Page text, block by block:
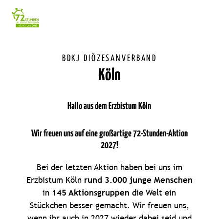
BDKJ DIÖZESANVERBAND
Köln
Hallo aus dem Erzbistum Köln
Wir freuen uns auf eine großartige 72-Stunden-Aktion
2027!
Bei der letzten Aktion haben bei uns im
Erzbistum Kölnrund 3.000 junge Menschen
in 145 Aktionsgruppen die Welt ein
Stückchen besser gemacht. Wir freuen uns,